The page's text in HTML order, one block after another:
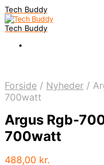
Tech Buddy
Tech Buddy
Forside / Nyheder /
700watt
Argus Rgb-
700watt
488,00 kr.